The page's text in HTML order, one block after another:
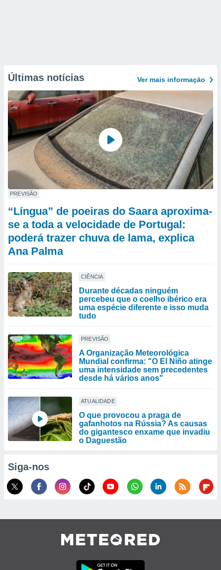
Últimas notícias Ver mais informaçāo
PREVISÃO
“Língua” de poeiras do Saara aproxima-
se a toda a velocidade de Portugal:
poderá trazer chuva de lama, explica
Ana Palma
CIÊNCIA
Durante décadas ninguém
percebeu que o coelho ibérico era
uma espécie diferente e isso muda
tudo
PREVISÃO
A Organização Meteorológica
Mundial confirma: "O El Niño atinge
uma intensidade sem precedentes
desde há vários anos"
ATUALIDADE
O que provocou a praga de
gafanhotos na Rússia? As causas
do gigantesco enxame que invadiu
o Daguestão
Siga-nos